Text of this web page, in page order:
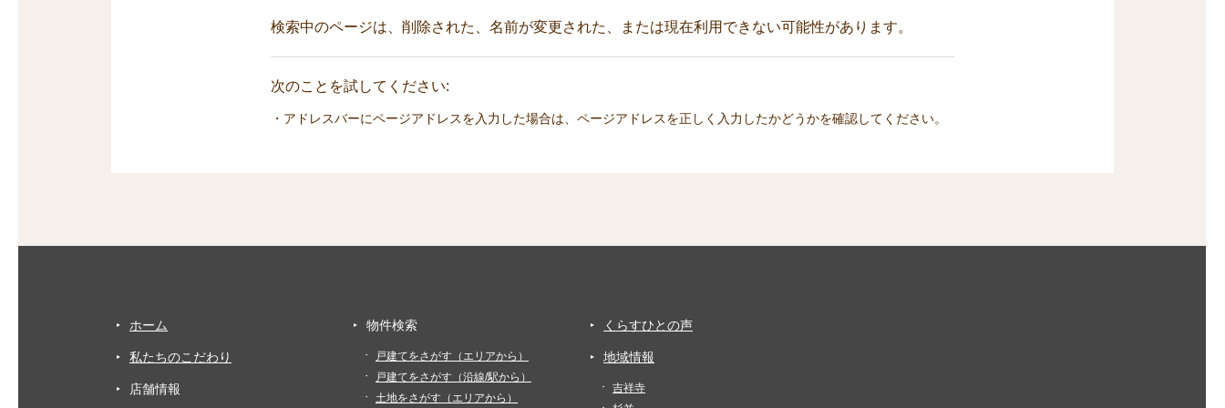
検索中のページは、削除された、名前が変更された、または現在利用できない可能性があります。
次のことを試してください:
・アドレスバーにページアドレスを入力した場合は、ページアドレスを正しく入力したかどうかを確認してください。
ホーム
私たちのこだわり
店舗情報
物件検索
戸建てをさがす（エリアから）
戸建てをさがす（沿線/駅から）
土地をさがす（エリアから）
くらすひとの声
地域情報
吉祥寺